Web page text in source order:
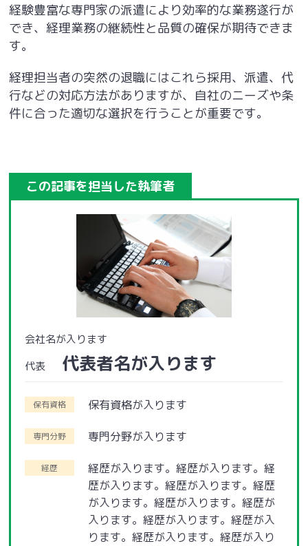
経験豊富な専門家の派遣により効率的な業務遂行が
でき、経理業務の継続性と品質の確保が期待できま
す。
経理担当者の突然の退職にはこれら採用、派遣、代
行などの対応方法がありますが、自社のニーズや条
件に合った適切な選択を行うことが重要です。
この記事を担当した執筆者
会社名が入ります
代表
代表者名が入ります
保有資格 保有資格が入ります
専門分野 専門分野が入ります
経歴
経歴が入ります。経歴が入ります。経
歴が入ります。経歴が入ります。経歴
が入ります。経歴が入ります。経歴が
入ります。経歴が入ります。経歴が入
ります。経歴が入ります。経歴が入り